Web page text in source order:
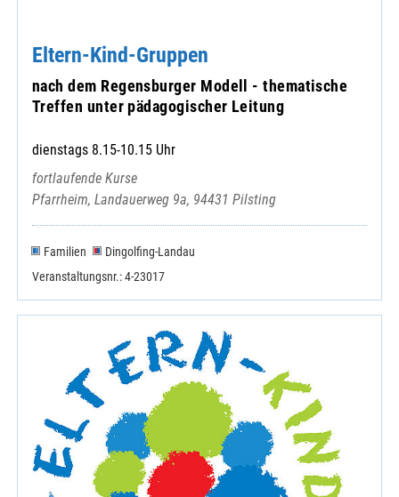
Eltern-Kind-Gruppen
nach dem Regensburger Modell - thematische
Treffen unter pädagogischer Leitung
dienstags 8.15-10.15 Uhr
fortlaufende Kurse
Pfarrheim, Landauerweg 9a, 94431 Pilsting
Familien
Dingolfing-Landau
Veranstaltungsnr.: 4-23017